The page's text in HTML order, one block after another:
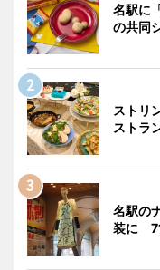
名駅に
の共同
ストリ
ストラ
名駅の
装に